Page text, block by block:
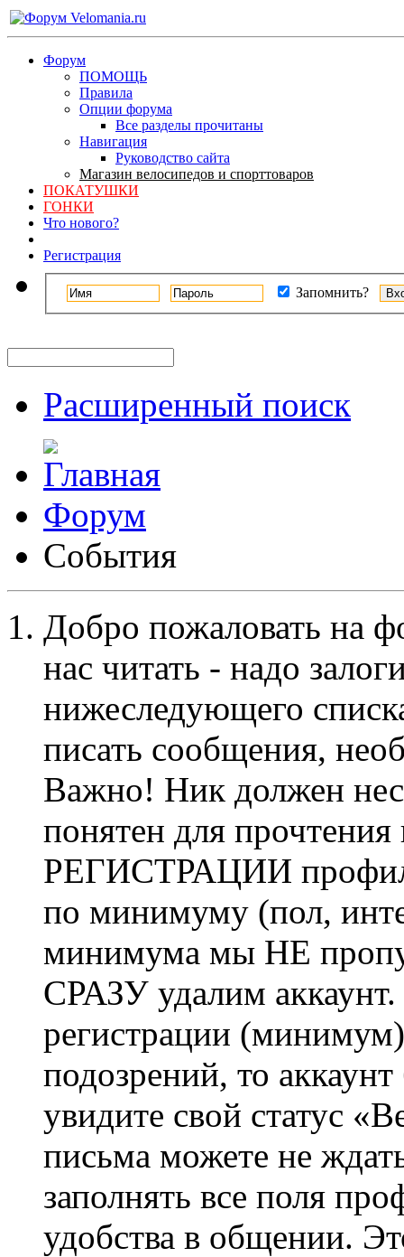
Форум
ПОМОЩЬ
Правила
Опции форума
Все разделы прочитаны
Навигация
Руководство сайта
Магазин велосипедов и спорттоваров
ПОКАТУШКИ
ГОНКИ
Что нового?
Регистрация
Запомнить?
Расширенный поиск
Форум
События
Добро пожаловать на
нас читать - надо
нижеследующего
писать сообщения,
Важно! Ник должен
понятен для
РЕГИСТРАЦИИ профиль
по минимуму (пол,
минимума мы НЕ
СРАЗУ удалим
регистрации
подозрений, то
увидите свой статус
письма можете не
заполнять все поля
удобства в общении.